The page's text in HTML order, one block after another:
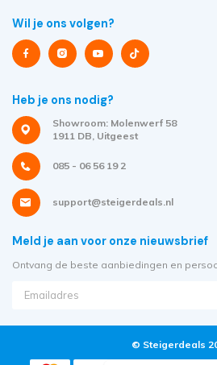
Wil je ons volgen?
Heb je ons nodig?
Showroom: Molenwerf 58
1911 DB, Uitgeest
085 - 06 56 19 2
support@steigerdeals.nl
Meld je aan voor onze nieuwsbrief
Ontvang de beste aanbiedingen en
© Steigerdeals